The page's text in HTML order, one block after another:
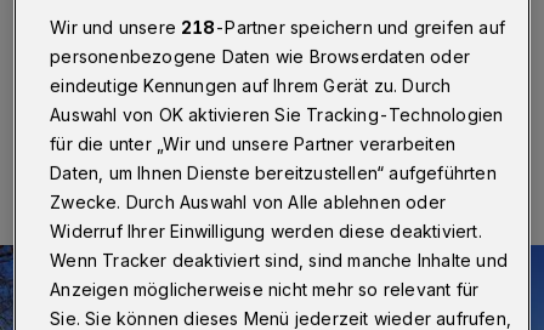
Juli 2020.
22.06.2020 , 21:36 Uhr Eine Minute Lesezeit
Wir und unsere 218-Partner speichern und greifen auf
personenbezogene Daten wie Browserdaten oder
eindeutige Kennungen auf Ihrem Gerät zu. Durch
Auswahl von OK aktivieren Sie Tracking-Technologien
für die unter „Wir und unsere Partner verarbeiten
Daten, um Ihnen Dienste bereitzustellen“ aufgeführten
Zwecke. Durch Auswahl von Alle ablehnen oder
Widerruf Ihrer Einwilligung werden diese deaktiviert.
Wenn Tracker deaktiviert sind, sind manche Inhalte und
Anzeigen möglicherweise nicht mehr so relevant für
Sie. Sie können dieses Menü jederzeit wieder aufrufen,